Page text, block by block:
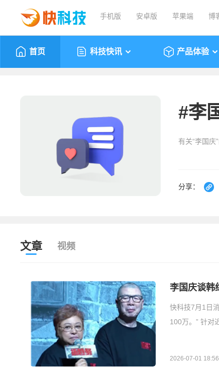
手机版 安卓版 苹果端 博
首页 科技快讯 产品体验
#李
有关“李国庆
分享：
文章 视频
李国庆谈韩
快科技7月1日
100万。” 针对
2026-07-01 18:56